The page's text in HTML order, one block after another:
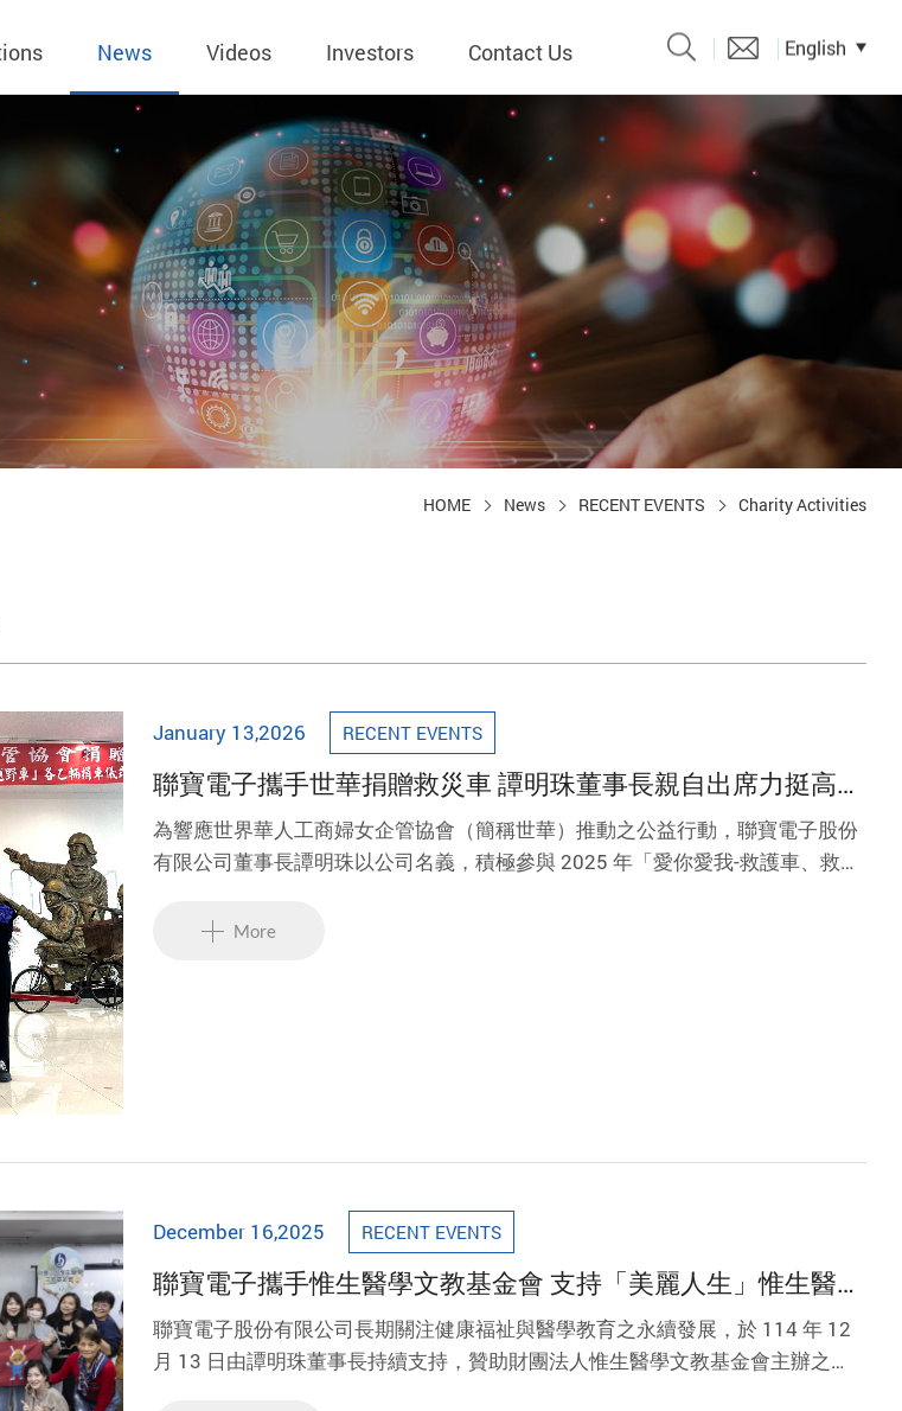
LED Driver
Meter
POE
Wall Switch
AC-DC
Low Voltage AC Input
Catalogue
News Videos Investors
Operating Income
Financial Reports
Investor Conference
Shareholders' Meeting
Stock Quotes
Dividend History
Spokesperson
利害關係人關注議題、溝
通管道與回應情形
外部信箱(含利害關係人)
的執行溝通情形
Contact Us English
HOME News RECENT EVENTS Charity Activities
January 13,2026 RECENT EVENTS
聯寶電子攜手世華捐贈救災車 譚明珠董事長親自出席力挺高雄
防災
為響應世界華人工商婦女企管協會（簡稱世華）推動之公益行動，聯寶電子股份
有限公司董事長譚明珠以公司名義，積極參與 2025 年「愛你愛我-救護車、救災
持第一線救災工作，展現企業回饋社會的責任與行動力。
More
December 16,2025 RECENT EVENTS
聯寶電子攜手惟生醫學文教基金會 支持「美麗人生」惟生醫學
講座 深化兒童聽力與神經發展醫學教育
聯寶電子股份有限公司長期關注健康福祉與醫學教育之永續發展，於 114 年 12
月 13 日由譚明珠董事長持續支持，贊助財團法人惟生醫學文教基金會主辦之